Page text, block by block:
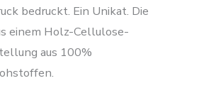
bedruckt. Ein Unikat. Die
einem Holz-Cellulose-
aus 100%